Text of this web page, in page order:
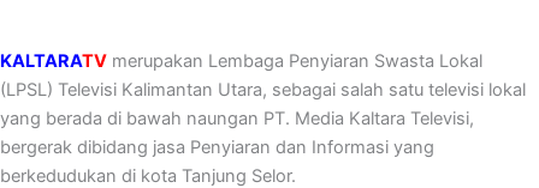
KALTARATV merupakan Lembaga Penyiaran Swasta Lokal
(LPSL) Televisi Kalimantan Utara, sebagai salah satu televisi lokal
yang berada di bawah naungan PT. Media Kaltara Televisi,
bergerak dibidang jasa Penyiaran dan Informasi yang
berkedudukan di kota Tanjung Selor.